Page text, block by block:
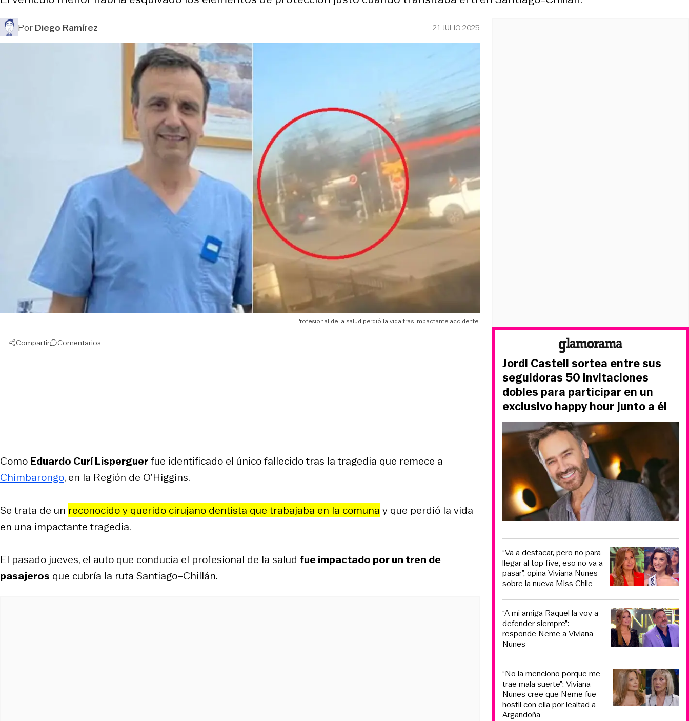
PorDiego Ramírez 21 JULIO 2025
Profesional de la salud perdió la vida tras impactante accidente.
Compartir Comentarios
Como Eduardo Curí Lisperguerfue identificado el único fallecido tras la tragedia que remece a
Chimbarongo, en la Región de O’Higgins.
Se trata de un reconocido y querido cirujano dentista que trabajaba en la comuna y que perdió la vida
en una impactante tragedia.
El pasado jueves, el auto que conducía el profesional de la salud fue impactado por un tren de
pasajeros que cubría la ruta Santiago–Chillán.
Jordi Castell sortea entre sus
seguidoras 50 invitaciones
dobles para participar en un
exclusivo happy hour junto a él
“Va a destacar, pero no para
llegar al top five, eso no va a
pasar”, opina Viviana Nunes
sobre la nueva Miss Chile
“A mi amiga Raquel la voy a
defender siempre”:
responde Neme a Viviana
Nunes
“No la menciono porque me
trae mala suerte”: Viviana
Nunes cree que Neme fue
hostil con ella por lealtad a
Argandoña